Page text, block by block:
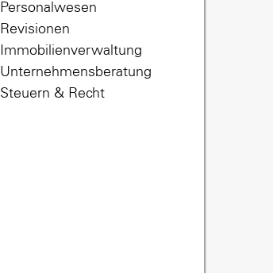
Personalwesen
Revisionen
Immobilienverwaltung
Unternehmensberatung
Steuern & Recht